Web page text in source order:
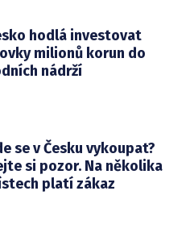
hodlá investovat
milionů korun do
nádrží
se v Česku vykoupat?
si pozor. Na několika
platí zákaz